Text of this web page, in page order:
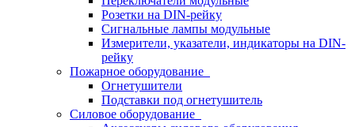
Розетки на DIN-рейку
Сигнальные лампы модульные
Измерители, указатели, индикаторы на DIN-
рейку
Пожарное оборудование
Огнетушители
Подставки под огнетушитель
Силовое оборудование